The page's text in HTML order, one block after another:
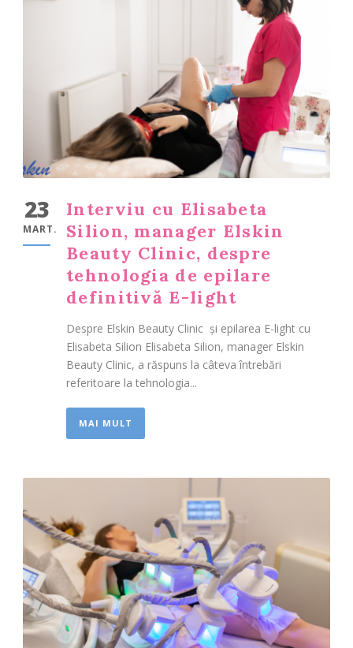
23
MART.
Interviu cu Elisabeta
Silion, manager Elskin
Beauty Clinic, despre
tehnologia de epilare
definitivă E-light
Despre Elskin Beauty Clinic și epilarea E-light cu
Elisabeta Silion Elisabeta Silion, manager Elskin
Beauty Clinic, a răspuns la câteva întrebări
referitoare la tehnologia...
MAI MULT